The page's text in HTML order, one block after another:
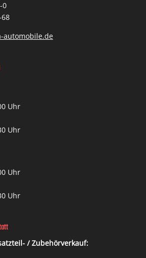
0
automobile.de
Uhr
Uhr
Uhr
Uhr
/ Zubehörverkauf: